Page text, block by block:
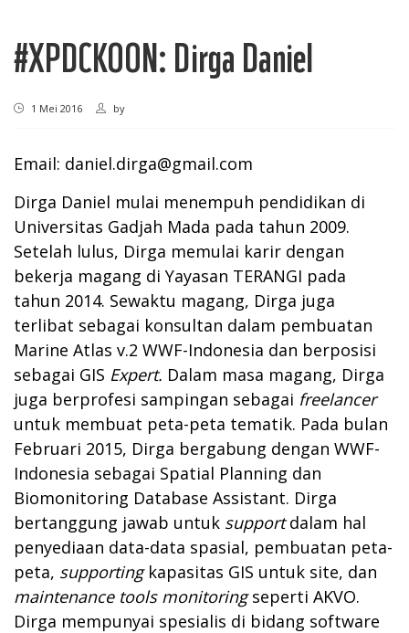
#XPDCKOON: Dirga Daniel
1 Mei 2016 by
Email: daniel.dirga@gmail.com
Dirga Daniel mulai menempuh pendidikan di
Universitas Gadjah Mada pada tahun 2009.
Setelah lulus, Dirga memulai karir dengan
bekerja magang di Yayasan TERANGI pada
tahun 2014. Sewaktu magang, Dirga juga
terlibat sebagai konsultan dalam pembuatan
Marine Atlas v.2 WWF-Indonesia dan berposisi
sebagai GIS Expert. Dalam masa magang, Dirga
juga berprofesi sampingan sebagai freelancer
untuk membuat peta-peta tematik. Pada bulan
Februari 2015, Dirga bergabung dengan WWF-
Indonesia sebagai Spatial Planning dan
Biomonitoring Database Assistant. Dirga
bertanggung jawab untuk supportdalam hal
penyediaan data-data spasial, pembuatan peta-
peta, supporting kapasitas GIS untuk site, dan
maintenance tools monitoringseperti AKVO.
Dirga mempunyai spesialis di bidang software